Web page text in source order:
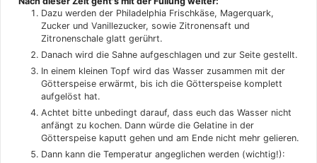
Dazu werden der Philadelphia Frischkäse, Magerquark,
Zucker und Vanillezucker, sowie Zitronensaft und
Zitronenschale glatt gerührt.
Danach wird die Sahne aufgeschlagen und zur Seite gestellt.
In einem kleinen Topf wird das Wasser zusammen mit der
Götterspeise erwärmt, bis ich die Götterspeise komplett
aufgelöst hat.
Achtet bitte unbedingt darauf, dass euch das Wasser nicht
anfängt zu kochen. Dann würde die Gelatine in der
Götterspeise kaputt gehen und am Ende nicht mehr gelieren.
Dann kann die Temperatur angeglichen werden (wichtig!):